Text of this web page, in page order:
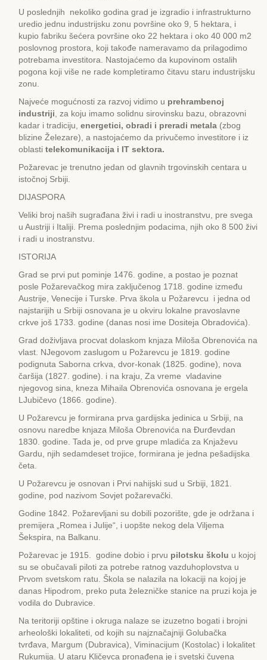
U poslednjih nekoliko godina grad je izgradio i infrastrukturno
uredio jednu industrijsku zonu površine oko 9, 5 hektara, i
kupio fabriku šećera površine oko 22 hektara i oko 40 000 m2
poslovnog prostora, koji takođe nameravamo da prilagodimo
potrebama investitora. Nastojaćemo da kupovinom ostalih
pogona koji više ne rade kompletiramo čitavu staru industrijsku
zonu.
Najveće mogućnosti za razvoj vidimo u prehrambenoj
industriji , za koju imamo solidnu sirovinsku bazu, obrazovni
kadar i tradiciju, energetici, obradi i preradi metala (zbog
blizine Železare), a nastojaćemo da privučemo investitore i iz
oblasti telekomunikacija i IT sektora.
Požarevac je trenutno jedan od glavnih trgovinskih centara u
istočnoj Srbiji.
DIJASPORA
Veliki broj naših sugrađana živi i radi u inostranstvu, pre svega
u Austriji i Italiji. Prema poslednjim podacima, njih oko 8 500 živi
i radi u inostranstvu.
ISTORIJA
Grad se prvi put pominje 1476. godine, a postao je poznat
posle Požarevačkog mira zaključenog 1718. godine između
Austrije, Venecije i Turske. Prva škola u Požarevcu i jedna od
najstarijih u Srbiji osnovana je u okviru lokalne pravoslavne
crkve još 1733. godine (danas nosi ime Dositeja Obradovića).
Grad doživljava procvat dolaskom knjaza Miloša Obrenovića na
vlast. NJegovom zaslugom u Požarevcu je 1819. godine
podignuta Saborna crkva, dvor-konak (1825. godine), nova
čaršija (1827. godine). i na kraju, Za vreme vladavine
njegovog sina, kneza Mihaila Obrenovića osnovana je ergela
LJubičevo (1866. godine).
U Požarevcu je formirana prva gardijska jedinica u Srbiji, na
osnovu naredbe knjaza Miloša Obrenovića na Đurđevdan
1830. godine. Tada je, od prve grupe mladića za Knjaževu
Gardu, njih sedamdeset trojice, formirana je jedna pešadijska
četa.
U Požarevcu je osnovan i Prvi nahijski sud u Srbiji, 1821.
godine, pod nazivom Sovjet požarevački.
Godine 1842. Požarevljani su dobili pozorište, gde je održana i
premijera „Romea i Julije“, i uopšte nekog dela Viljema
Šekspira, na Balkanu.
Požarevac je 1915. godine dobio i prvu pilotsku školu u kojoj
su se obučavali piloti za potrebe ratnog vazduhoplovstva u
Prvom svetskom ratu. Škola se nalazila na lokaciji na kojoj je
danas Hipodrom, preko puta železničke stanice na pruzi koja je
vodila do Dubravice.
Na teritoriji opštine i okruga nalaze se izuzetno bogati i brojni
arheološki lokaliteti, od kojih su najznačajniji Golubačka
tvrđava, Margum (Dubravica), Viminacijum (Kostolac) i lokalitet
Rukumija. U ataru Kličevca pronađena je i svetski čuvena